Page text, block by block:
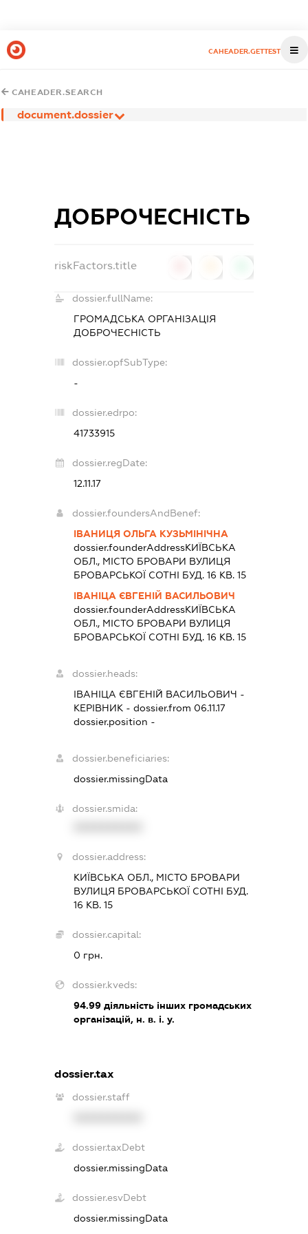
CAHEADER.GETTEST
CAHEADER.SEARCH
document.dossier
ДОБРОЧЕСНІСТЬ
riskFactors.title
dossier.fullName:
ГРОМАДСЬКА ОРГАНІЗАЦІЯ
ДОБРОЧЕСНІСТЬ
dossier.opfSubType:
-
dossier.edrpo:
41733915
dossier.regDate:
12.11.17
dossier.foundersAndBenef:
ІВАНИЦЯ ОЛЬГА КУЗЬМІНІЧНА
dossier.founderAddressКИЇВСЬКА
ОБЛ., МІСТО БРОВАРИ ВУЛИЦЯ
БРОВАРСЬКОЇ СОТНІ БУД. 16 КВ. 15
ІВАНІЦА ЄВГЕНІЙ ВАСИЛЬОВИЧ
dossier.founderAddressКИЇВСЬКА
ОБЛ., МІСТО БРОВАРИ ВУЛИЦЯ
БРОВАРСЬКОЇ СОТНІ БУД. 16 КВ. 15
dossier.heads:
ІВАНІЦА ЄВГЕНІЙ ВАСИЛЬОВИЧ -
КЕРІВНИК - dossier.from 06.11.17
dossier.position -
dossier.beneficiaries:
dossier.missingData
dossier.smida:
dossier.address:
КИЇВСЬКА ОБЛ., МІСТО БРОВАРИ
ВУЛИЦЯ БРОВАРСЬКОЇ СОТНІ БУД.
16 КВ. 15
dossier.capital:
0 грн.
dossier.kveds:
94.99 діяльність інших громадських
організацій, н. в. і. у.
dossier.tax
dossier.staff
dossier.taxDebt
dossier.missingData
dossier.esvDebt
dossier.missingData